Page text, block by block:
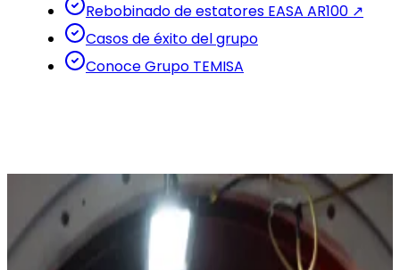
Rebobinado de estatores EASA AR100 ↗
Casos de éxito del grupo
Conoce Grupo TEMISA
GALERÍA · TRABAJOS REALES
Servicio a generadores del
Grupo TEMISA